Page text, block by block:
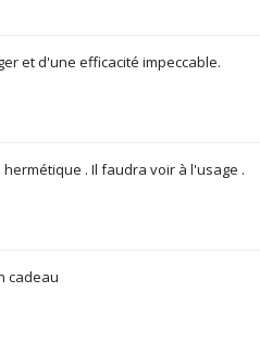
et d'une efficacité impeccable.
. Il faudra voir à l'usage .
cadeau